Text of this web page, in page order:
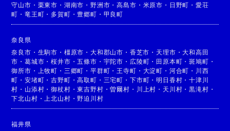
守山市 ・ 栗東市 ・ 湖南市 ・野洲市 ・高島市 ・ 米原市 ・ 日野町 ・ 愛荘
町 ・竜王町 ・ 多賀町 ・ 豊郷町 ・ 甲良町
奈良県
奈良市 ・ 生駒市 ・ 橿原市 ・大和郡山市 ・ 香芝市 ・ 天理市 ・大和高田
市 ・葛城市 ・桜井市 ・五條市 ・ 宇陀市 ・ 広陵町 ・ 田原本町 ・斑鳩町 ・
御所市 ・ 上牧町 ・ 三郷町 ・平群町 ・ 王寺町 ・ 大淀町 ・ 河合町 ・ 川西
町 ・安堵町 ・吉野町 ・高取町 ・ 三宅町 ・ 下市町 ・明日香村 ・十津川
村 ・ 山添村 ・御杖村 ・東吉野村 ・曽爾村 ・ 川上村 ・ 天川村 ・黒滝村 ・
下北山村 ・ 上北山村 ・野迫川村
福井県